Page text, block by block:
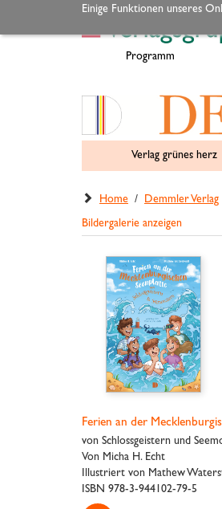
Einige Funktionen unseres
Verlag grünes herz
Programm
Home / Demmler Verlag
Bildergalerie anzeigen
Ferien an der
von Schlossgeistern und
Von Micha H. Echt
Illustriert von Mathew
ISBN 978-3-944102-79-5